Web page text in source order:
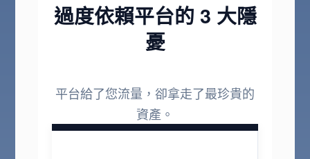
過度依賴平台的 3 大隱
憂
平台給了您流量，卻拿走了最珍貴的
資產。